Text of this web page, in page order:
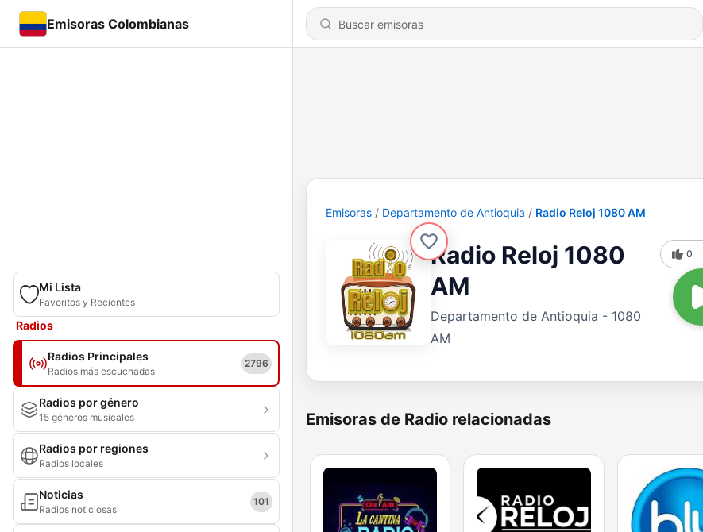
Emisoras Colombianas
Mi Lista
Favoritos y Recientes
Radios
Radios Principales
Radios más escuchadas
2796
Radios por género
15 géneros musicales
Radios por regiones
Radios locales
Noticias
Radios noticiosas
101
Emisoras Departamento de Antioquia Radio Reloj 1080 AM
Radio Reloj 1080
AM
Departamento de Antioquia - 1080
AM
0
Emisoras de Radio relacionadas